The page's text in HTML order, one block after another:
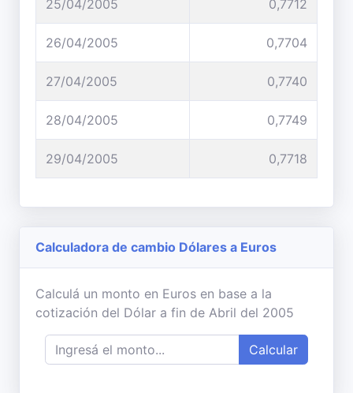
25/04/2005 0,7712
26/04/2005 0,7704
27/04/2005 0,7740
28/04/2005 0,7749
29/04/2005 0,7718
Calculadora de cambio Dólares a Euros
Calculá un monto en Euros en base a la
cotización del Dólar a fin de Abril del 2005
Calcular